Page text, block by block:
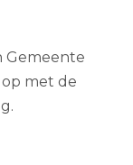
Gemeente
met de